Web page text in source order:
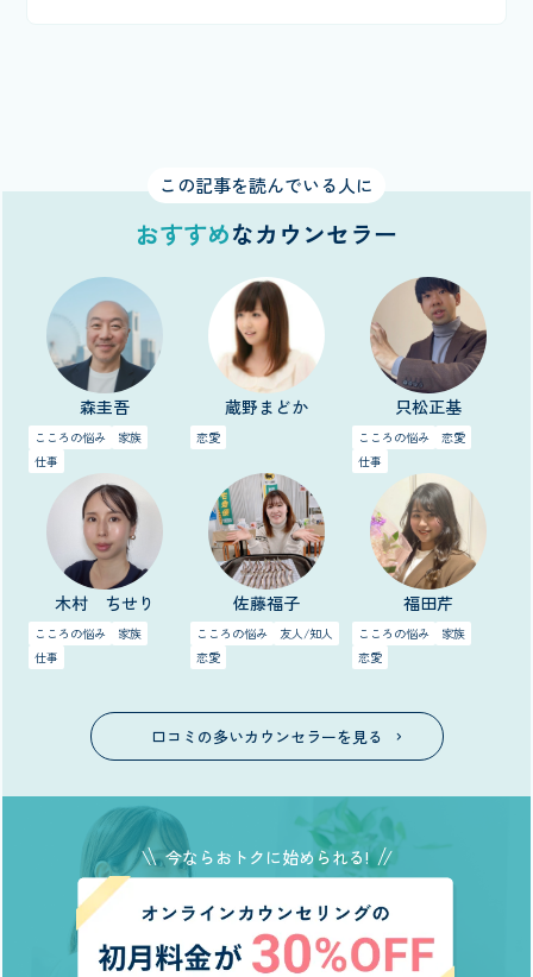
この記事を読んでいる人に
おすすめなカウンセラー
森圭吾
こころの悩み
家族
仕事
蔵野まどか
恋愛
只松正基
こころの悩み
恋愛
仕事
木村 ちせり
こころの悩み
家族
仕事
佐藤福子
こころの悩み
友人/知人
恋愛
福田芹
こころの悩み
家族
恋愛
口コミの多いカウンセラーを見る
今ならおトクに始められる!